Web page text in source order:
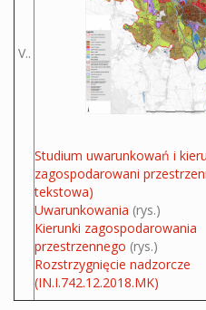
V..
Studium uwarunkowań i
zagospodarowani
tekstowa)
Uwarunkowania (rys.)
Kierunki zagospodarowania
przestrzennego (rys.)
Rozstrzygnięcie nadzorcze
(IN.I.742.12.2018.MK)